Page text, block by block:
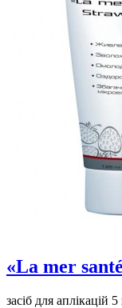
«La mer
засіб для аплікацій 5